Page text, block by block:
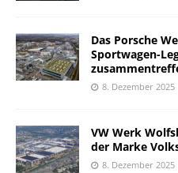
Das Porsche
Sportwagen-
8. Dezember 2025
VW Werk
der Marke
8. Dezember 2025